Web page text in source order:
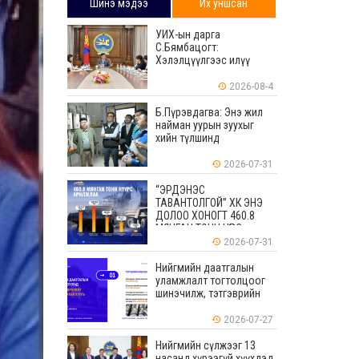
Шинэ мэдээ Их уншсан
УИХ-ын дарга
С.Бямбацогт:
Хэлэлцүүлгээс илүү
илүү бодит үр дүн чухал
2026-08-4
Б.Пүрэвдагва: Энэ жил
найман уурын зуухыг
хийн түлшинд
2026-07-31
“ЭРДЭНЭС
ТАВАНТОЛГОЙ” ХК ЭНЭ
ДОЛОО ХОНОГТ 460.8
МЯНГАН ТОНН НҮҮРС
2026-07-31
Нийгмийн даатгалын
уламжлалт тогтолцоог
шинэчилж, тэтгэврийн
ашиглагдаагүй
үлдэгдлийг өвлүүлэх
боломжтой боллоо
2026-07-27
Нийгмийн сүлжээг 13